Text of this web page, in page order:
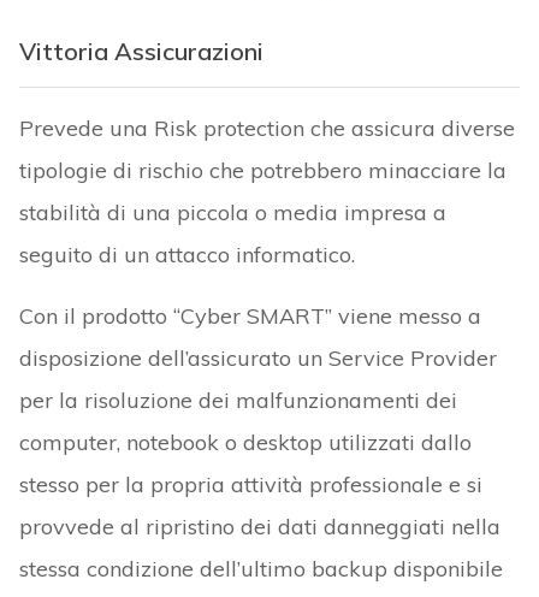
Vittoria Assicurazioni
Prevede una Risk protection che assicura diverse
tipologie di rischio che potrebbero minacciare la
stabilità di una piccola o media impresa a
seguito di un attacco informatico.
Con il prodotto “Cyber SMART” viene messo a
disposizione dell’assicurato un Service Provider
per la risoluzione dei malfunzionamenti dei
computer, notebook o desktop utilizzati dallo
stesso per la propria attività professionale e si
provvede al ripristino dei dati danneggiati nella
stessa condizione dell’ultimo backup disponibile